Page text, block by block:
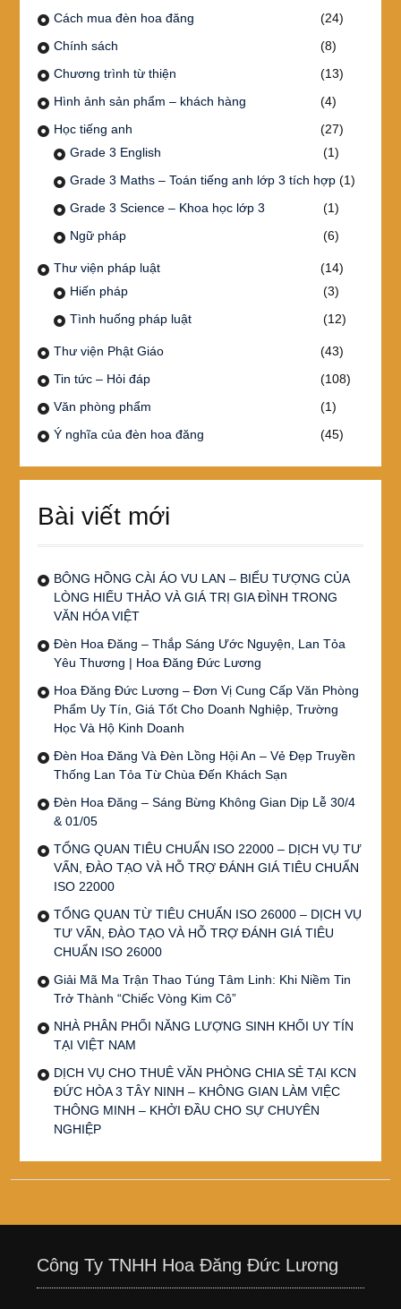
Cách mua đèn hoa đăng
(24)
Chính sách
(8)
Chương trình từ thiện
(13)
Hình ảnh sản phẩm – khách hàng
(4)
Học tiếng anh
(27)
Grade 3 English
(1)
Grade 3 Maths – Toán tiếng anh lớp 3 tích hợp(1)
Grade 3 Science – Khoa học lớp 3
(1)
Ngữ pháp
(6)
Thư viện pháp luật
(14)
Hiến pháp
(3)
Tình huống pháp luật
(12)
Thư viện Phật Giáo
(43)
Tin tức – Hỏi đáp
(108)
Văn phòng phẩm
(1)
Ý nghĩa của đèn hoa đăng
(45)
Bài viết mới
BÔNG HỒNG CÀI ÁO VU LAN – BIỂU TƯỢNG CỦA
LÒNG HIẾU THẢO VÀ GIÁ TRỊ GIA ĐÌNH TRONG
VĂN HÓA VIỆT
Đèn Hoa Đăng – Thắp Sáng Ước Nguyện, Lan Tỏa
Yêu Thương | Hoa Đăng Đức Lương
Hoa Đăng Đức Lương – Đơn Vị Cung Cấp Văn Phòng
Phẩm Uy Tín, Giá Tốt Cho Doanh Nghiệp, Trường
Học Và Hộ Kinh Doanh
Đèn Hoa Đăng Và Đèn Lồng Hội An – Vẻ Đẹp Truyền
Thống Lan Tỏa Từ Chùa Đến Khách Sạn
Đèn Hoa Đăng – Sáng Bừng Không Gian Dịp Lễ 30/4
& 01/05
TỔNG QUAN TIÊU CHUẨN ISO 22000 – DỊCH VỤ TƯ
VẤN, ĐÀO TẠO VÀ HỖ TRỢ ĐÁNH GIÁ TIÊU CHUẨN
ISO 22000
TỔNG QUAN TỪ TIÊU CHUẨN ISO 26000 – DỊCH VỤ
TƯ VẤN, ĐÀO TẠO VÀ HỖ TRỢ ĐÁNH GIÁ TIÊU
CHUẨN ISO 26000
Giải Mã Ma Trận Thao Túng Tâm Linh: Khi Niềm Tin
Trở Thành “Chiếc Vòng Kim Cô”
NHÀ PHÂN PHỐI NĂNG LƯỢNG SINH KHỐI UY TÍN
TẠI VIỆT NAM
DỊCH VỤ CHO THUÊ VĂN PHÒNG CHIA SẺ TẠI KCN
ĐỨC HÒA 3 TÂY NINH – KHÔNG GIAN LÀM VIỆC
THÔNG MINH – KHỞI ĐẦU CHO SỰ CHUYÊN
NGHIỆP
Công Ty TNHH Hoa Đăng Đức Lương